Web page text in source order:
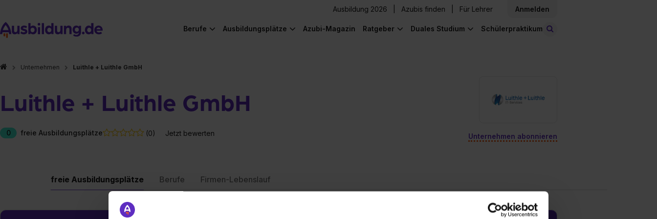
Ausbildung 2026 Azubis finden Für Lehrer Anmelden
Berufe Ausbildungsplätze Azubi-Magazin Ratgeber Duales Studium Schülerpraktikum
Unternehmen Luithle + Luithle GmbH
Luithle + Luithle GmbH
0 freie Ausbildungsplätze (0) Jetzt bewerten Unternehmen abonnieren
freie Ausbildungsplätze Berufe Firmen-Lebenslauf